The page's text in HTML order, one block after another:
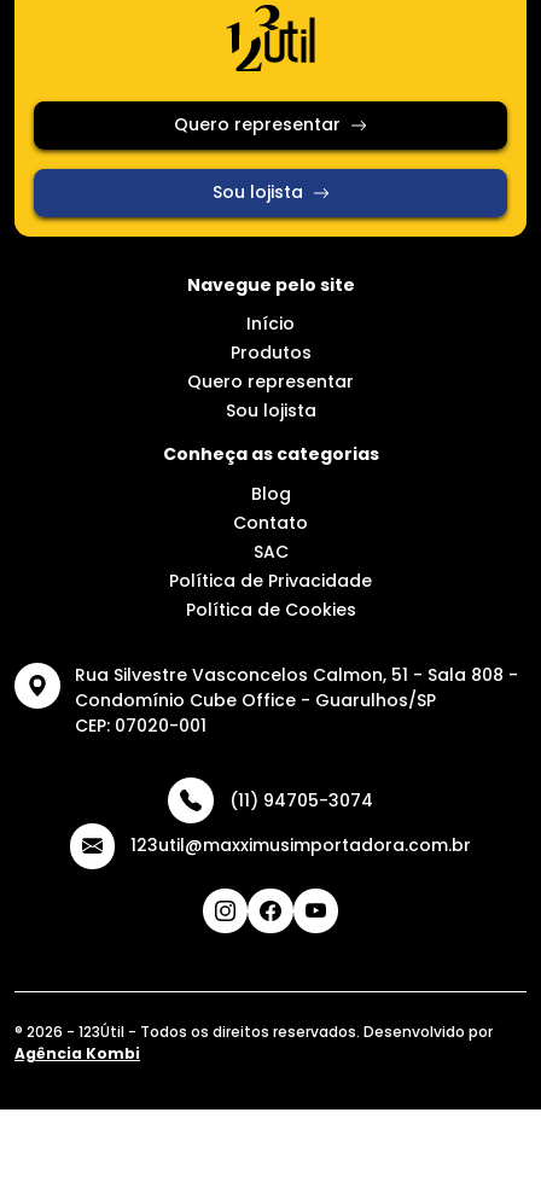
Quero representar
Sou lojista
Navegue pelo site
Início
Produtos
Quero representar
Sou lojista
Conheça as categorias
Blog
Contato
SAC
Política de Privacidade
Política de Cookies
Rua Silvestre Vasconcelos Calmon, 51 - Sala 808 -
Condomínio Cube Office - Guarulhos/SP
CEP: 07020-001
(11) 94705-3074
123util@maxximusimportadora.com.br
® 2026 - 123Útil - Todos os direitos reservados. Desenvolvido por
Agência Kombi